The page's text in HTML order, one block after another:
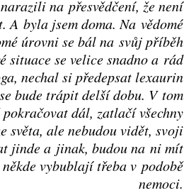
na přesvědčení, že není
A byla jsem doma. Na vědomé
úrovni se bál na svůj příběh
se velice snadno a rád
nechal si předepsat lexaurin
bude trápit delší dobu. V tom
dál, zatlačí všechny
světa, ale nebudou vidět, svoji
jinde a jinak, budou na ni mít
vybublají třeba v podobě
nemoci.